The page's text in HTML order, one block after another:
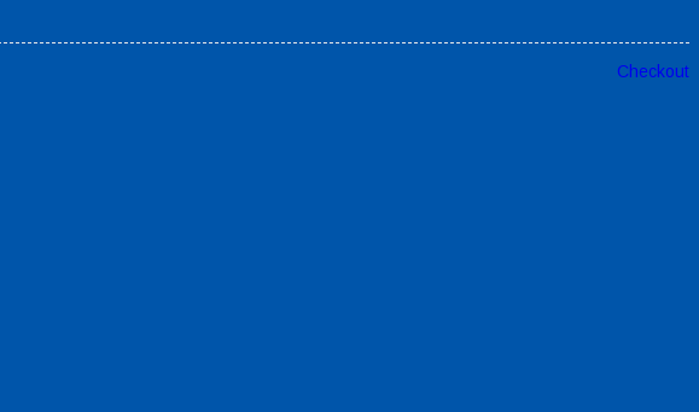
Checkout